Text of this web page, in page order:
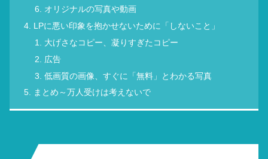
オリジナルの写真や動画
LPに悪い印象を抱かせないために「しないこと」
大げさなコピー、凝りすぎたコピー
広告
低画質の画像、すぐに「無料」とわかる写真
まとめ～万人受けは考えないで